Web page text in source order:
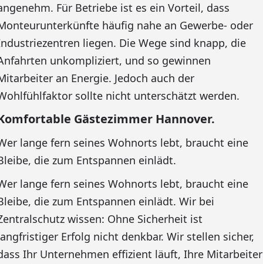
Für Betriebe ist es ein Vorteil, dass
häufig nahe an Gewerbe- oder
liegen. Die Wege sind knapp, die
unkompliziert, und so gewinnen
an Energie. Jedoch auch der
sollte nicht unterschätzt werden.
Gästezimmer Hannover.
lange fern seines Wohnorts lebt, braucht eine
die zum Entspannen einlädt.
lange fern seines Wohnorts lebt, braucht eine
die zum Entspannen einlädt. Wir bei
wissen: Ohne Sicherheit ist
Erfolg nicht denkbar. Wir stellen sicher,
Ihr Unternehmen effizient läuft, Ihre Mitarbeiter